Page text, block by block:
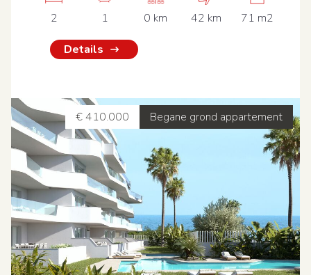
2 1 0 km 42 km 71 m2
Details
Begane grond appartement
€ 410.000